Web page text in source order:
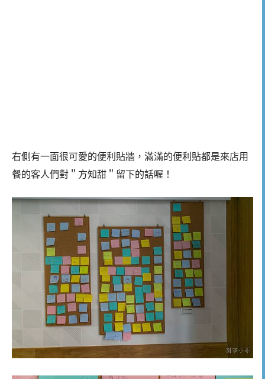
右側有一面很可愛的便利貼牆，滿滿的便利貼都是來店用
餐的客人們對＂方知甜＂留下的話喔！